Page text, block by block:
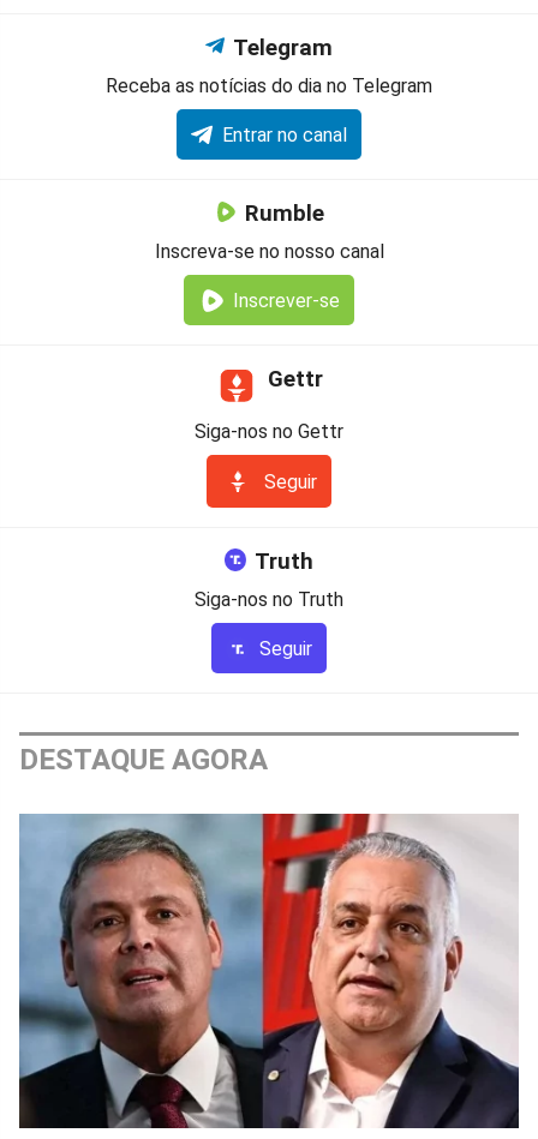
Telegram
Receba as notícias do dia no Telegram
Entrar no canal
Rumble
Inscreva-se no nosso canal
Inscrever-se
Gettr
Siga-nos no Gettr
Seguir
Truth
Siga-nos no Truth
Seguir
DESTAQUE AGORA